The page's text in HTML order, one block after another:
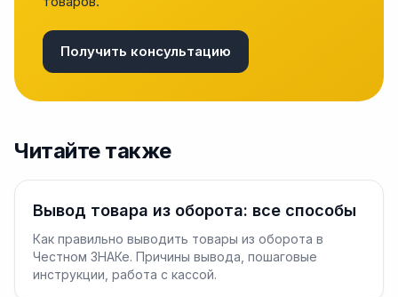
Получить консультацию
Читайте также
Вывод товара из оборота: все способы
Как правильно выводить товары из оборота в
Честном ЗНАКе. Причины вывода, пошаговые
инструкции, работа с кассой.